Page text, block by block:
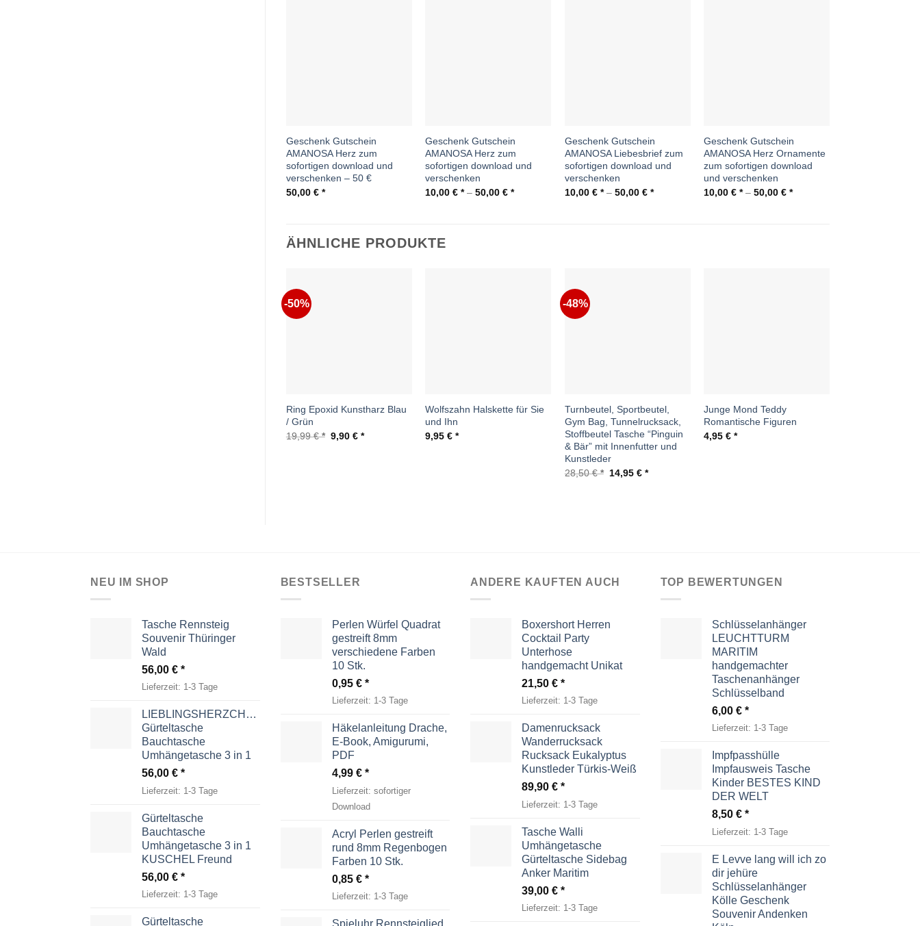
Geschenk Gutschein
AMANOSA Herz zum
sofortigen download und
verschenken – 50 €
50,00 €
Geschenk Gutschein
AMANOSA Herz zum
sofortigen download und
verschenken
10,00€ –50,00€
Geschenk Gutschein
AMANOSA Liebesbrief zum
sofortigen download und
verschenken
10,00 € – 50,00 €
Geschenk Gutschein
AMANOSA Herz Ornamente
zum sofortigen download
und verschenken
10,00€ –50,00€
ÄHNLICHE PRODUKTE
-50%
Ring Epoxid Kunstharz Blau
/ Grün
19,99€
Ursprünglicher
9,90€ Aktueller
Wolfszahn Halskette für Sie
und Ihn
9,95€
-48%
Turnbeutel, Sportbeutel,
Gym Bag, Tunnelrucksack,
Stoffbeutel Tasche “Pinguin
& Bär” mit Innenfutter und
Kunstleder
28,50€
Ursprünglicher
14,95€ Aktueller
Junge Mond Teddy
Romantische Figuren
4,95€
NEU IM SHOP
Tasche Rennsteig
Souvenir Thüringer
Wald
56,00 €
Lieferzeit: 1-3 Tage
LIEBLINGSHERZCHEN
Gürteltasche
Bauchtasche
Umhängetasche 3 in 1
56,00 €
Lieferzeit: 1-3 Tage
Gürteltasche
Bauchtasche
Umhängetasche 3 in 1
KUSCHEL Freund
56,00 €
Lieferzeit: 1-3 Tage
Gürteltasche
BESTSELLER
Perlen Würfel Quadrat
gestreift 8mm
verschiedene Farben
10 Stk.
0,95 €
Lieferzeit: 1-3 Tage
Häkelanleitung Drache,
E-Book, Amigurumi,
PDF
4,99 €
Lieferzeit: sofortiger
Download
Acryl Perlen gestreift
rund 8mm Regenbogen
Farben 10 Stk.
0,85 €
Lieferzeit: 1-3 Tage
ANDERE KAUFTEN AUCH
Boxershort Herren
Cocktail Party
Unterhose
handgemacht Unikat
21,50 €
Lieferzeit: 1-3 Tage
Damenrucksack
Wanderrucksack
Rucksack Eukalyptus
Kunstleder Türkis-Weiß
89,90 €
Lieferzeit: 1-3 Tage
Tasche Walli
Umhängetasche
Gürteltasche Sidebag
Anker Maritim
39,00 €
Lieferzeit: 1-3 Tage
TOP BEWERTUNGEN
Schlüsselanhänger
LEUCHTTURM
MARITIM
handgemachter
Taschenanhänger
Schlüsselband
6,00 €
Lieferzeit: 1-3 Tage
Impfpasshülle
Impfausweis Tasche
Kinder BESTES KIND
DER WELT
8,50 €
Lieferzeit: 1-3 Tage
E Levve lang will ich zo
dir jehüre
Schlüsselanhänger
Kölle Geschenk
Souvenir Andenken